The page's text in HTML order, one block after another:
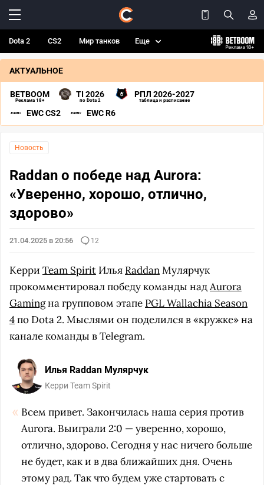
Dota 2 CS2 Мир танков Еще
АКТУАЛЬНОЕ
BETBOOM
Реклама 18+
TI 2026
по Dota 2
РПЛ 2026-2027
таблица и расписание
EWC CS2 EWC R6
Новость
Raddan о победе над Aurora:
«Уверенно, хорошо, отлично,
здорово»
21.04.2025 в 20:56 12
Керри Team Spirit Илья RaddanМулярчук
прокомментировал победу команды надAurora
Gamingна групповом этапе PGL Wallachia Season
4по Dota 2. Мыслями он поделился в «кружке» на
канале команды в Telegram.
Илья Raddan Мулярчук
Керри Team Spirit
Всем привет. Закончилась наша серия против
Aurora. Выиграли 2:0 — уверенно, хорошо,
отлично, здорово. Сегодня у нас ничего больше
не будет, как и в два ближайших дня. Очень
этому рад. Так что будем уже стартовать с